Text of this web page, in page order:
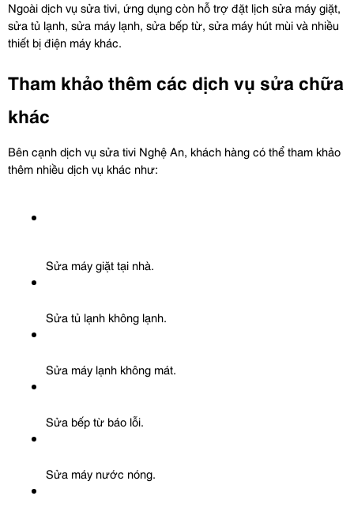
Ngoài dịch vụ sửa tivi, ứng dụng còn hỗ trợ đặt lịch sửa máy giặt,
sửa tủ lạnh, sửa máy lạnh, sửa bếp từ, sửa máy hút mùi và nhiều
thiết bị điện máy khác.
Tham khảo thêm các dịch vụ sửa chữa
khác
Bên cạnh dịch vụ sửa tivi Nghệ An, khách hàng có thể tham khảo
thêm nhiều dịch vụ khác như:
Sửa máy giặt tại nhà.
Sửa tủ lạnh không lạnh.
Sửa máy lạnh không mát.
Sửa bếp từ báo lỗi.
Sửa máy nước nóng.